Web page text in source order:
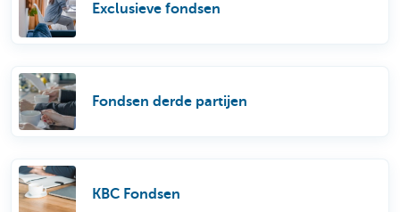
Exclusieve fondsen
Fondsen derde partijen
KBC Fondsen